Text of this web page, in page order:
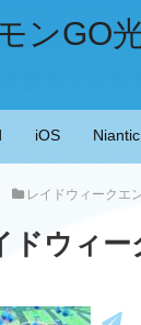
ンGO
iOS Niantic
レイドウィークエ
ドウィー